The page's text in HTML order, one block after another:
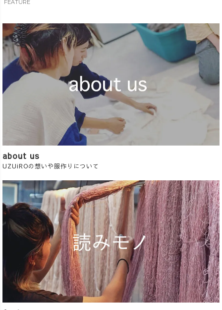
FEATURE
about us
UZUiROの想いや服作りについて